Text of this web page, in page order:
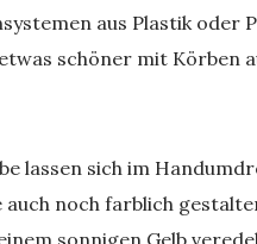
aus Plastik oder
schöner mit Körben
lassen sich im
auch noch farblich
sonnigen Gelb